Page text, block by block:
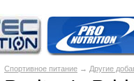
Спортивное питание → Другие